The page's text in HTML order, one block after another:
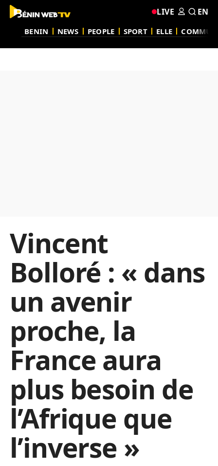
BENIN NEWS PEOPLE SPORT ELLE
LIVE EN
Vincent
Bolloré : « dans
un avenir
proche, la
France aura
plus besoin de
l’Afrique que
l’inverse »